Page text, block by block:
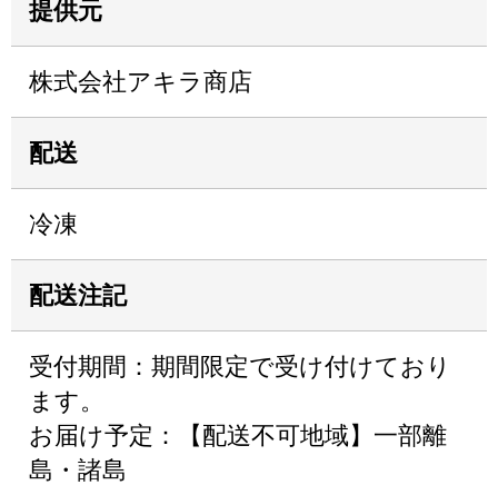
提供元
株式会社アキラ商店
配送
冷凍
配送注記
受付期間：期間限定で受け付けており
ます。
お届け予定：【配送不可地域】一部離
島・諸島